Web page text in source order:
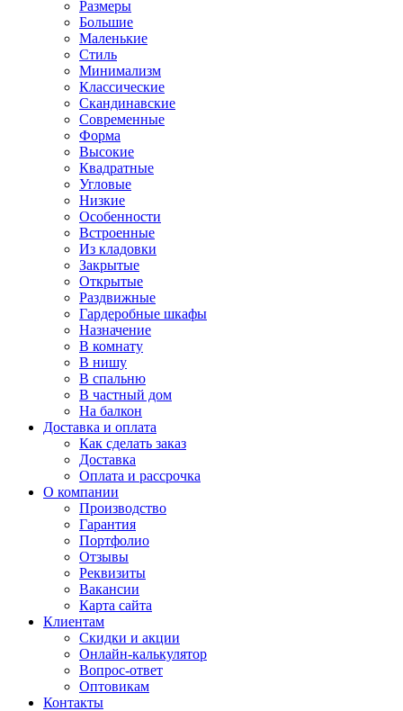
Размеры
Большие
Маленькие
Стиль
Минимализм
Классические
Скандинавские
Современные
Форма
Высокие
Квадратные
Угловые
Низкие
Особенности
Встроенные
Из кладовки
Закрытые
Открытые
Раздвижные
Гардеробные шкафы
Назначение
В комнату
В нишу
В спальню
В частный дом
На балкон
Доставка и оплата
Как сделать заказ
Доставка
Оплата и рассрочка
О компании
Производство
Гарантия
Портфолио
Отзывы
Реквизиты
Вакансии
Карта сайта
Клиентам
Скидки и акции
Онлайн-калькулятор
Вопрос-ответ
Оптовикам
Контакты